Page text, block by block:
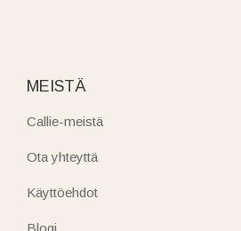
MEISTÄ
Callie-meistä
Ota yhteyttä
Käyttöehdot
Blogi